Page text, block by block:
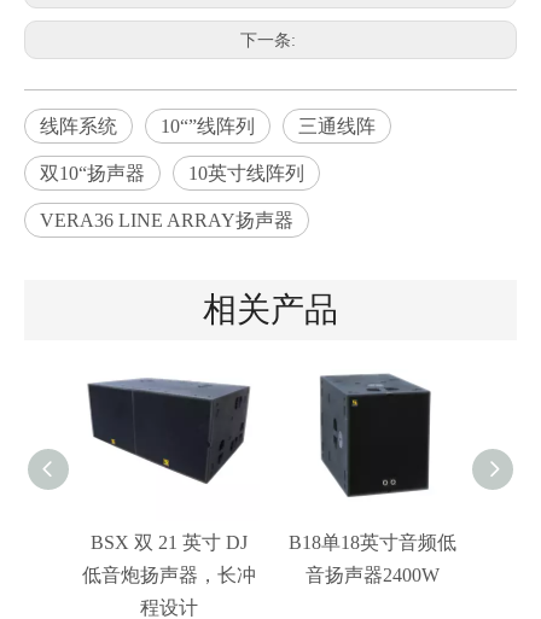
下一条:
线阵系统 10“”线阵列 三通线阵
双10“扬声器 10英寸线阵列
VERA36 LINE ARRAY扬声器
相关产品
BSX 双 21 英寸 DJ
低音炮扬声器，长冲
程设计
B18单18英寸音频低
音扬声器2400W